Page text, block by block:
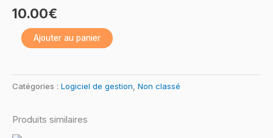
10.00€
Commerciale
Ajouter au panier
Catégories : Logiciel de gestion, Non classé
Produits similaires